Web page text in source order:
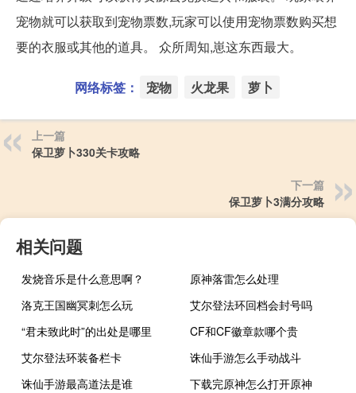
宠物就可以获取到宠物票数,玩家可以使用宠物票数购买想
要的衣服或其他的道具。 众所周知,崽这东西最大。
网络标签： 宠物 火龙果 萝卜
上一篇
保卫萝卜330关卡攻略
下一篇
保卫萝卜3满分攻略
相关问题
发烧音乐是什么意思啊？
原神落雷怎么处理
洛克王国幽冥刺怎么玩
艾尔登法环回档会封号吗
“君未致此时”的出处是哪里
CF和CF徽章款哪个贵
艾尔登法环装备栏卡
诛仙手游怎么手动战斗
诛仙手游最高道法是谁
下载完原神怎么打开原神